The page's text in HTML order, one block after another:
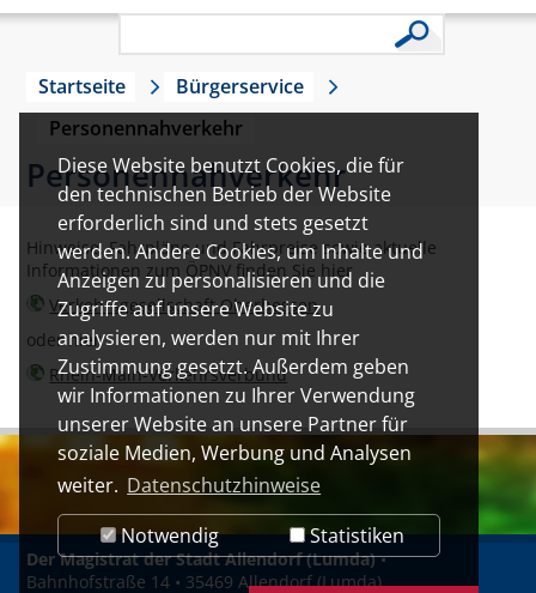
Diese Website benutzt Cookies, die für
den technischen Betrieb der Website
erforderlich sind und stets gesetzt
werden. Andere Cookies, um Inhalte und
Anzeigen zu personalisieren und die
Zugriffe auf unsere Website zu
analysieren, werden nur mit Ihrer
Zustimmung gesetzt. Außerdem geben
wir Informationen zu Ihrer Verwendung
unserer Website an unsere Partner für
soziale Medien, Werbung und Analysen
weiter. Datenschutzhinweise
Notwendig
Statistiken
Startseite
Bürgerservice
Personennahverkehr
Personennahverkehr
Hinweise, Fahrpläne und Fahrpreise sowie aktuelle
Informationen zum ÖPNV finden Sie hier
Verkehrsgesellschaft Oberhessen
oder hier
Rhein-Main-Verkehrsverbund
Der Magistrat der Stadt Allendorf (Lumda)•
Bahnhofstraße 14 • 35469 Allendorf (Lumda)